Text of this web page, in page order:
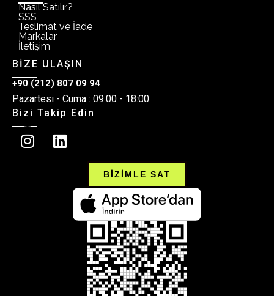
Nasıl Satılır?
SSS
Teslimat ve İade
Markalar
İletişim
BİZE ULAŞIN
+90 (212) 807 09 94
Pazartesi - Cuma : 09:00 - 18:00
Bizi Takip Edin
BİZİMLE SAT